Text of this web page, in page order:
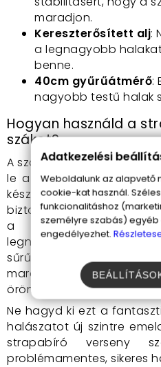
maradjon.
Kereszterősített alj:
a legnagyobb
benne.
40cm gyűrűátmérő:
nagyobb testű halak
Hogyan használd a
szákot?
A szák használata
le a leszúrót, rögzítsd a
készen is állsz a
biztosítják, hogy a szák
a kereszterősített
legnagyobb halak súlya
sűrű szövésnek
maradnak, és te is
örömét.
Ne hagyd ki ezt a
halászatot új szintre
strapabíró verseny
problémamentes, sikeres
Adatkezelési
Weboldalunk az alapvető
cookie-kat használ.
funkcionalitáshoz
személyre szabás)
engedélyezhet.